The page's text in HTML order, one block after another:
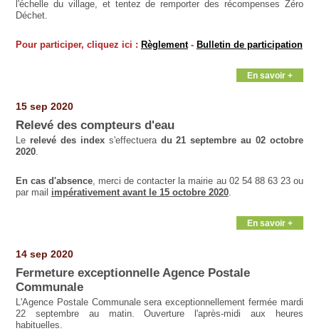
l'échelle du village, et tentez de remporter des récompenses Zéro
Déchet.
Pour participer, cliquez ici : Règlement- Bulletin de participation
En savoir +
15 sep 2020
Relevé des compteurs d'eau
Le relevé des indexs'effectuera du 21 septembre au 02 octobre
2020.
En cas d'absence, merci de contacter la mairie au 02 54 88 63 23 ou
par mail impérativement avant le 15 octobre 2020.
En savoir +
14 sep 2020
Fermeture exceptionnelle Agence Postale
Communale
L'Agence Postale Communale sera exceptionnellement fermée mardi
22 septembre au matin. Ouverture l'après-midi aux heures
habituelles.